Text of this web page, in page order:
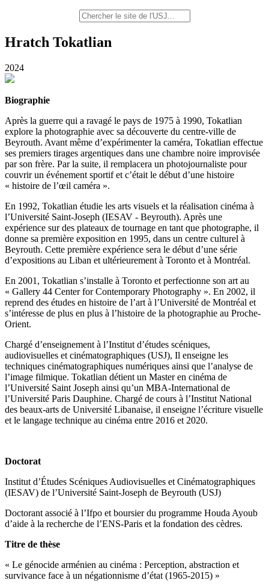
Hratch Tokatlian
2024
Biographie
Après la guerre qui a ravagé le pays de 1975 à 1990, Tokatlian
explore la photographie avec sa découverte du centre-ville de
Beyrouth. Avant même d’expérimenter la caméra, Tokatlian effectue
ses premiers tirages argentiques dans une chambre noire improvisée
par son frère. Par la suite, il remplacera un photojournaliste pour
couvrir un événement sportif et c’était le début d’une histoire
« histoire de l’œil caméra ».
En 1992, Tokatlian étudie les arts visuels et la réalisation cinéma à
l’Université Saint-Joseph (IESAV - Beyrouth). Après une
expérience sur des plateaux de tournage en tant que photographe, il
donne sa première exposition en 1995, dans un centre culturel à
Beyrouth. Cette première expérience sera le début d’une série
d’expositions au Liban et ultérieurement à Toronto et à Montréal.
En 2001, Tokatlian s’installe à Toronto et perfectionne son art au
« Gallery 44 Center for Contemporary Photography ». En 2002, il
reprend des études en histoire de l’art à l’Université de Montréal et
s’intéresse de plus en plus à l’histoire de la photographie au Proche-
Orient.
Chargé d’enseignement à l’Institut d’études scéniques,
audiovisuelles et cinématographiques (USJ), Il enseigne les
techniques cinématographiques numériques ainsi que l’analyse de
l’image filmique. Tokatlian détient un Master en cinéma de
l’Université Saint Joseph ainsi qu’un MBA-International de
l’Université Paris Dauphine. Chargé de cours à l’Institut National
des beaux-arts de Université Libanaise, il enseigne l’écriture visuelle
et le langage technique au cinéma entre 2016 et 2020.
Doctorat
Institut d’Études Scéniques Audiovisuelles et Cinématographiques
(IESAV) de l’Université Saint-Joseph de Beyrouth (USJ)
Doctorant associé à l’Ifpo et boursier du programme Houda Ayoub
d’aide à la recherche de l’ENS-Paris et la fondation des cèdres.
Titre de thèse
« Le génocide arménien au cinéma : Perception, abstraction et
survivance face à un négationnisme d’état (1965-2015) »